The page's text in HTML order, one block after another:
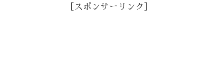
［スポンサーリンク］